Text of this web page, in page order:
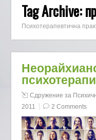
Tag Archive:
Психотерапевтична
Сдружение за
2011
2 Comments